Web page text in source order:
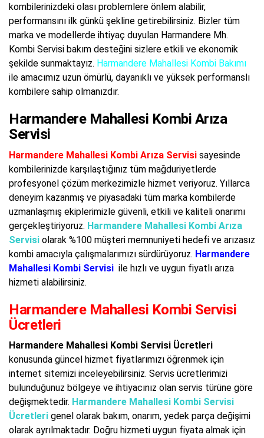
kombilerinizdeki olası problemlere önlem alabilir,
performansını ilk günkü şekline getirebilirsiniz. Bizler tüm
marka ve modellerde ihtiyaç duyulan Harmandere Mh.
Kombi Servisi bakım desteğini sizlere etkili ve ekonomik
şekilde sunmaktayız. Harmandere Mahallesi Kombi Bakımı
ile amacımız uzun ömürlü, dayanıklı ve yüksek performanslı
kombilere sahip olmanızdır.
Harmandere Mahallesi Kombi Arıza
Servisi
Harmandere Mahallesi Kombi Arıza Servisi sayesinde
kombilerinizde karşılaştığınız tüm mağduriyetlerde
profesyonel çözüm merkezimizle hizmet veriyoruz. Yıllarca
deneyim kazanmış ve piyasadaki tüm marka kombilerde
uzmanlaşmış ekiplerimizle güvenli, etkili ve kaliteli onarımı
gerçekleştiriyoruz. Harmandere Mahallesi Kombi Arıza
Servisi olarak %100 müşteri memnuniyeti hedefi ve arızasız
kombi amacıyla çalışmalarımızı sürdürüyoruz. Harmandere
Mahallesi Kombi Servisi ile hızlı ve uygun fiyatlı arıza
hizmeti alabilirsiniz.
Harmandere Mahallesi Kombi Servisi
Ücretleri
Harmandere Mahallesi Kombi Servisi Ücretleri
konusunda güncel hizmet fiyatlarımızı öğrenmek için
internet sitemizi inceleyebilirsiniz. Servis ücretlerimizi
bulunduğunuz bölgeye ve ihtiyacınız olan servis türüne göre
değişmektedir. Harmandere Mahallesi Kombi Servisi
Ücretleri genel olarak bakım, onarım, yedek parça değişimi
olarak ayrılmaktadır. Doğru hizmeti uygun fiyata almak için